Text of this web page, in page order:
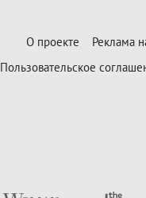
О проекте
Реклама
Пользовательское